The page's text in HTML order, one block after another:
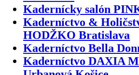
Kadernícky salón
Kaderníctvo &
HODŽKO Bratislava
Kaderníctvo Bella
Kaderníctvo DAXIA